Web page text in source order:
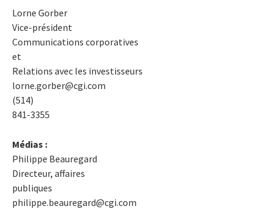
Lorne Gorber
Vice-président
Communications corporatives
et
Relations avec les investisseurs
lorne.gorber@cgi.com
(514)
841-3355
Médias :
Philippe Beauregard
Directeur, affaires
publiques
philippe.beauregard@cgi.com